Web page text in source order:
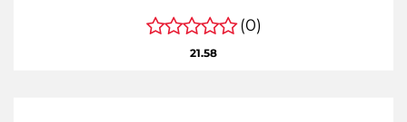
(0)
21.58